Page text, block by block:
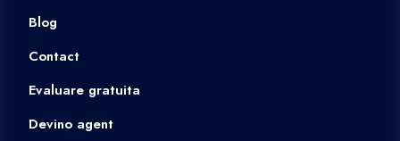
Academia REMAX